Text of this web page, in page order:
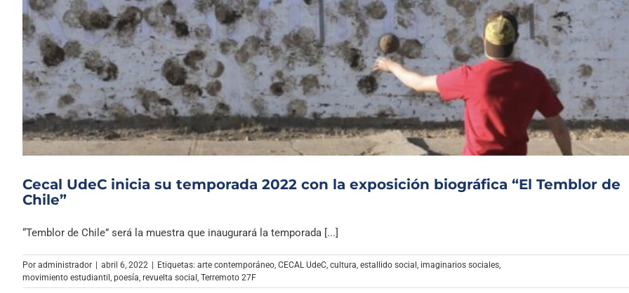
Cecal UdeC inicia su temporada 2022 con la exposición biográfica “El Temblor de
Chile”
“Temblor de Chile” será la muestra que inaugurará la temporada [...]
Por administrador | abril 6, 2022 | Etiquetas: arte contemporáneo CECAL UdeC cultura estallido social imaginarios sociales
movimiento estudiantil poesía revuelta social Terremoto 27F